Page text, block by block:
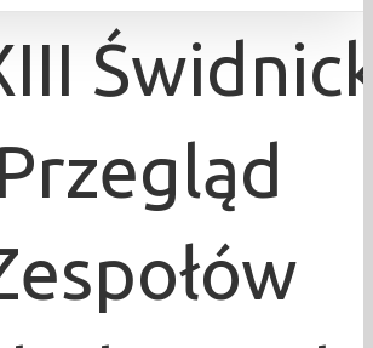
Przegląd